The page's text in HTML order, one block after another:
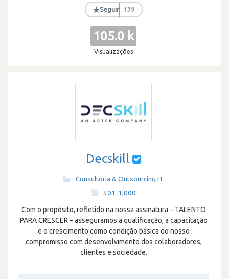
★Seguir 139
105.0 k
Visualizações
Decskill
Consultoria & Outsourcing IT
501-1,000
Com o propósito, refletido na nossa assinatura – TALENTO
PARA CRESCER – asseguramos a qualificação, a capacitação
e o crescimento como condição básica do nosso
compromisso com desenvolvimento dos colaboradores,
clientes e sociedade.